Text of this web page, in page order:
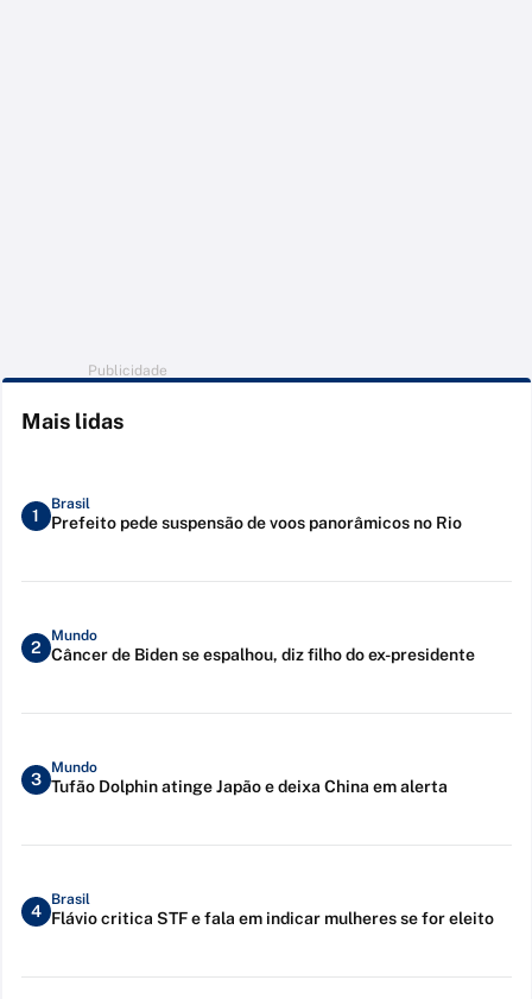
Publicidade
Mais lidas
1
Brasil
Prefeito pede suspensão de voos panorâmicos no Rio
2
Mundo
Câncer de Biden se espalhou, diz filho do ex-presidente
3
Mundo
Tufão Dolphin atinge Japão e deixa China em alerta
4
Brasil
Flávio critica STF e fala em indicar mulheres se for eleito